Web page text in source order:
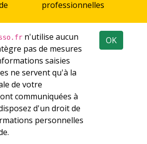
professionnelles
du
Réseaux sociaux
réservés à l'Association Le
n'utilise aucun
pas de mesures
saisies
ne servent qu'à la
de votre
communiquées à
d'un droit de
personnelles
OK